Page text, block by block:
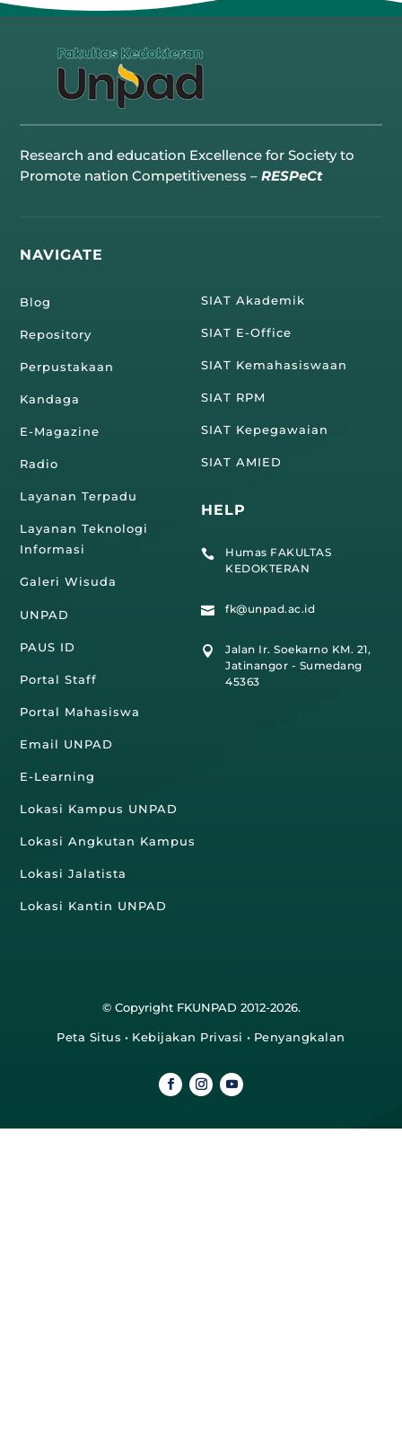
Research and education Excellence for Society to
Promote nation Competitiveness –RESPeCt
NAVIGATE
Blog
Repository
Perpustakaan
Kandaga
E-Magazine
Radio
Layanan Terpadu
Layanan Teknologi
Informasi
Galeri Wisuda
UNPAD
PAUS ID
Portal Staff
Portal Mahasiswa
Email UNPAD
E-Learning
Lokasi Kampus UNPAD
Lokasi Angkutan Kampus
Lokasi Jalatista
Lokasi Kantin UNPAD
SIAT Akademik
SIAT E-Office
SIAT Kemahasiswaan
SIAT RPM
SIAT Kepegawaian
SIAT AMIED
HELP

Humas FAKULTAS
KEDOKTERAN
 fk@unpad.ac.id

Jalan Ir. Soekarno KM. 21,
Jatinangor - Sumedang
45363
© Copyright FKUNPAD 2012-2026.
Peta Situs • Kebijakan Privasi • Penyangkalan